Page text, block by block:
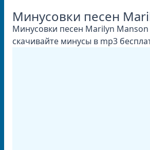
Минусовки песен
Минусовки песен Marilyn Manson
скачивайте минусы в mp3